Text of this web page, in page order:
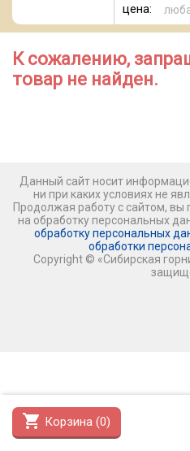
цена:
shopping_cart Корзина (0)
К сожалению,
товар не найден.
Данный сайт носит
ни при каких условиях не
Продолжая работу с сайтом, вы
на обработку персональных
обработку персональных
обработки
Copyright © «Сибирская